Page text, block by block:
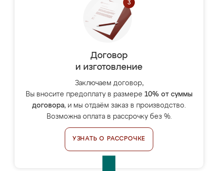
Договор
и изготовление
Заключаем договор,
Вы вносите предоплату в размере 10% от суммы
договора, и мы отдаём заказ в производство.
Возможна оплата в рассрочку без %.
УЗНАТЬ О РАССРОЧКЕ